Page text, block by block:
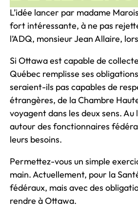
L’idée lancer par madame
fort intéressante, à ne pas
l’ADQ, monsieur Jean Allaire,
Si Ottawa est capable de
Québec remplisse ses
seraient-ils pas capables de
étrangères, de la Chambre
voyagent dans les deux sens.
autour des fonctionnaires
leurs besoins.
Permettez-vous un simple
main. Actuellement, pour la
fédéraux, mais avec des
rendre à Ottawa.